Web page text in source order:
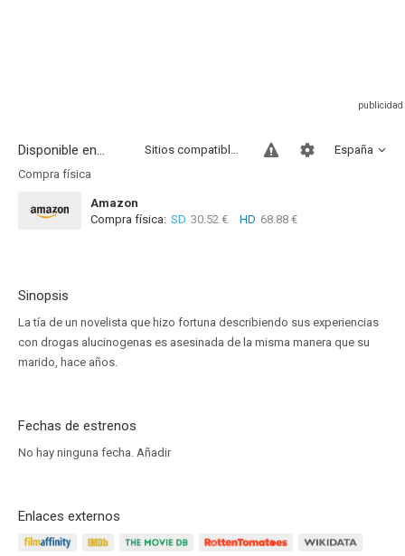
Disponible en... España
Sitios compatibles
Compra física
Amazon
Compra física: SD 30.52 € HD 68.88 €
Sinopsis
La tía de un novelista que hizo fortuna describiendo sus experiencias
con drogas alucinogenas es asesinada de la misma manera que su
marido, hace años.
Fechas de estrenos
No hay ninguna fecha. Añadir
Enlaces externos